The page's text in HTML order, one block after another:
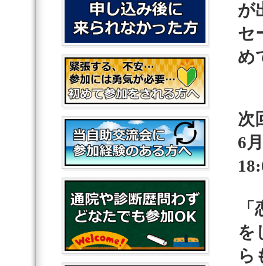
が
セ
め
次
6
を
ら